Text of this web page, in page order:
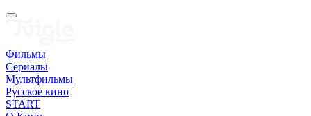
Фильмы
Сериалы
Мультфильмы
Русское кино
START